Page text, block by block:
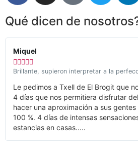
Qué dicen de
Miquel

Brillante, supieron interpretar a la
Le pedimos a Txell de El Brogit que
4 días que nos permitiera disfrutar
hacer una aproximación a sus
100 %. 4 días de intensas
estancias en casas.....